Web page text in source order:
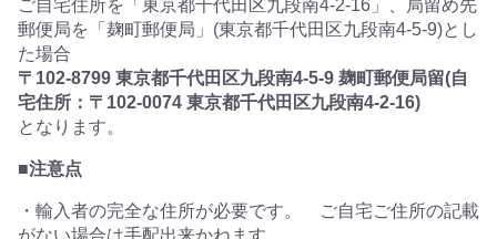
ご自宅住所を「東京都千代田区九段南4-2-16」、局留め先
郵便局を「麹町郵便局」(東京都千代田区九段南4-5-9)とし
た場合
〒102-8799 東京都千代田区九段南4-5-9 麹町郵便局留(自
宅住所：〒102-0074 東京都千代田区九段南4-2-16)
となります。
■注意点
・輸入者の完全な住所が必要です。 ご自宅ご住所の記載
がない場合は手配出来かねます。